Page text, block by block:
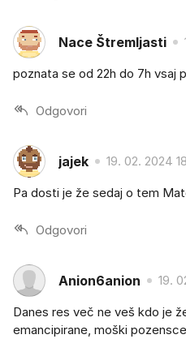
Nace Štremljasti
poznata se od 22h do 7h vsaj
Odgovori
jajek 19. 02. 2024
Pa dosti je že sedaj o tem
Odgovori
Anion6anion 19.
Danes res več ne veš kdo je
emancipirane, moški